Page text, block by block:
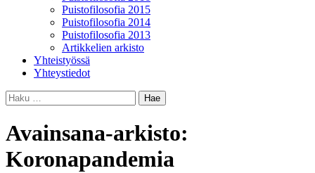
Puistofilosofia 2015
Puistofilosofia 2014
Puistofilosofia 2013
Artikkelien arkisto
Yhteistyössä
Yhteystiedot
Haku:
Avainsana-arkisto:
Koronapandemia